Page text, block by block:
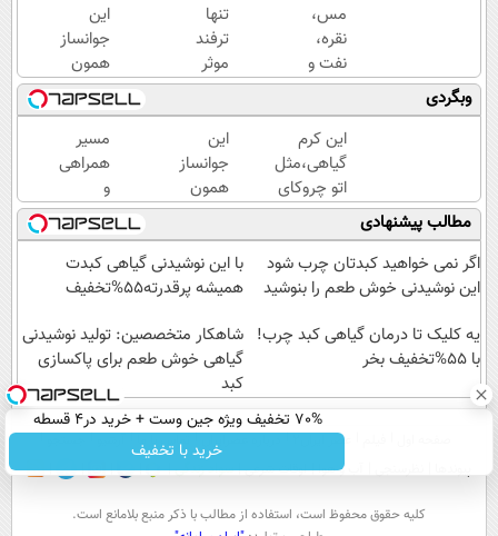
مس،
نقره،
نفت و
گاز؛
چهار
دارایی
جهانی
در
یک
سبد
تنها
ترفند
موثر
رفع
چروک
پوست،
همین
کرم
آلمانیه
(45%
تخفیف)
این
جوانساز
همون
جلسه‌ی
اول
پوستتو
جوونتر
می‌کنه
✨ 2
سال
ماندگاری
داره
وبگردی
این کرم
گیاهی،مثل
اتو چروکای
پوستتوصاف
میکنه!50%تخفیف
این
جوانساز
همون
جلسه‌ی
اول
پوستتو
جوونتر
✨ 2
سال
ماندگاری
داره
مسیر
همراهی
و
گزارش
عملکرد
گروه
اسنپ
۱۴۰۴
مطالب پیشنهادی
اگر نمی خواهید کبدتان چرب شود
این نوشیدنی خوش طعم را بنوشید
با این نوشیدنی گیاهی کبدت
همیشه پرقدرته55%تخفیف
یه کلیک تا درمان گیاهی کبد چرب!
با 55%تخفیف بخر
شاهکار متخصصین: تولید نوشیدنی
گیاهی خوش طعم برای پاکسازی
کبد
70% تخفیف ویژه جین وست + خرید در4 قسطه
خرید با تخفیف
عصر ایران۲ درباره عصرایران تماس با ما
آب و هوا اوقات شرعی سواد زندگی
كليه حقوق محفوظ است، استفاده از مطالب با ذكر منبع بلامانع است.